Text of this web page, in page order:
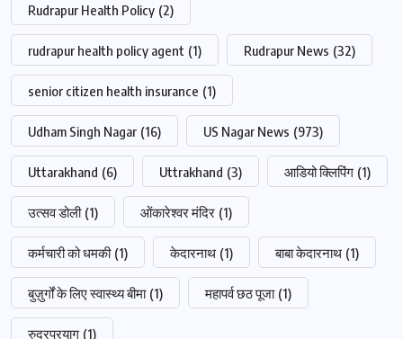
Rudrapur Health Policy (2)
rudrapur health policy agent (1) Rudrapur News (32)
senior citizen health insurance (1)
Udham Singh Nagar (16) US Nagar News (973)
Uttarakhand (6) Uttrakhand (3) आडियो क्लिपिंग (1)
उत्सव डोली (1) ओंकारेश्वर मंदिर (1)
कर्मचारी को धमकी (1) केदारनाथ (1) बाबा केदारनाथ (1)
बुज़ुर्गों के लिए स्वास्थ्य बीमा (1) महापर्व छठ पूजा (1)
रुद्रप्रयाग (1)